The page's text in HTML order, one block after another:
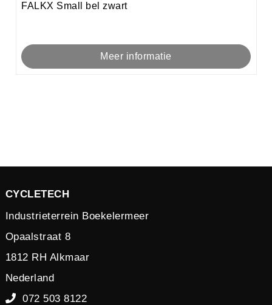
FALKX Small bel zwart
Meer informatie
CYCLETECH
Industrieterrein Boekelermeer
Opaalstraat 8
1812 RH Alkmaar
Nederland
072 503 8122